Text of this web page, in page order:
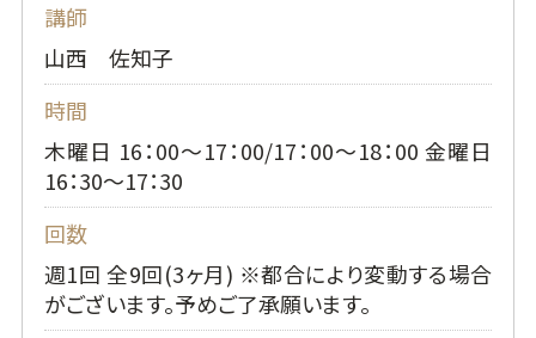
講師
山西 佐知子
時間
木曜日 16：00～17：00/17：00～18：00 金曜日
16：30～17：30
回数
週1回 全9回(3ヶ月) ※都合により変動する場合
がございます。予めご了承願います。